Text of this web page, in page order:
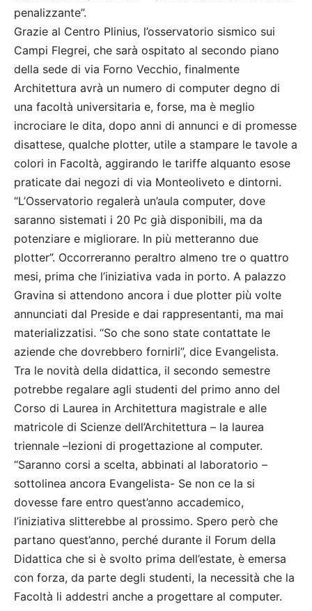
penalizzante”.
Grazie al Centro Plinius, l’osservatorio sismico sui
Campi Flegrei, che sarà ospitato al secondo piano
della sede di via Forno Vecchio, finalmente
Architettura avrà un numero di computer degno di
una facoltà universitaria e, forse, ma è meglio
incrociare le dita, dopo anni di annunci e di promesse
disattese, qualche plotter, utile a stampare le tavole a
colori in Facoltà, aggirando le tariffe alquanto esose
praticate dai negozi di via Monteoliveto e dintorni.
“L’Osservatorio regalerà un’aula computer, dove
saranno sistemati i 20 Pc già disponibili, ma da
potenziare e migliorare. In più metteranno due
plotter”. Occorreranno peraltro almeno tre o quattro
mesi, prima che l’iniziativa vada in porto. A palazzo
Gravina si attendono ancora i due plotter più volte
annunciati dal Preside e dai rappresentanti, ma mai
materializzatisi. “So che sono state contattate le
aziende che dovrebbero fornirli”, dice Evangelista.
Tra le novità della didattica, il secondo semestre
potrebbe regalare agli studenti del primo anno del
Corso di Laurea in Architettura magistrale e alle
matricole di Scienze dell’Architettura – la laurea
triennale –lezioni di progettazione al computer.
“Saranno corsi a scelta, abbinati al laboratorio –
sottolinea ancora Evangelista- Se non ce la si
dovesse fare entro quest’anno accademico,
l’iniziativa slitterebbe al prossimo. Spero però che
partano quest’anno, perché durante il Forum della
Didattica che si è svolto prima dell’estate, è emersa
con forza, da parte degli studenti, la necessità che la
Facoltà li addestri anche a progettare al computer.